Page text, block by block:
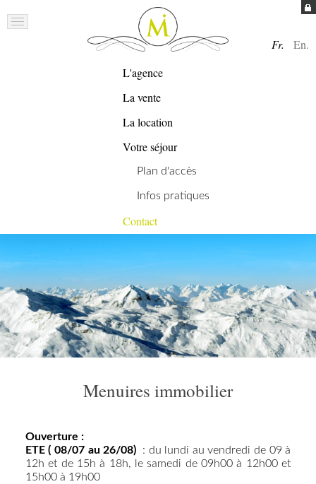
L'agence
La vente
La location
Votre séjour
Plan d'accès
Infos pratiques
Contact
Fr. En.
Menuires immobilier
Ouverture :
ETE ( 08/07 au 26/08)
: du lundi au vendredi de 09 à
12h et de 15h à 18h, le samedi de 09h00 à 12h00 et
15h00 à 19h00